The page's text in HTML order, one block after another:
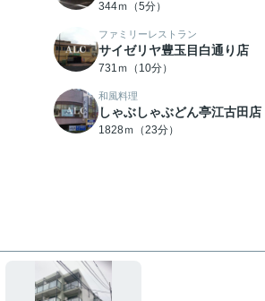
344ｍ（5分）
ファミリーレストラン
サイゼリヤ豊玉目白通り店
731ｍ（10分）
和風料理
しゃぶしゃぶどん亭江古田店
1828ｍ（23分）